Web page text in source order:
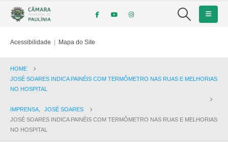
Acessibilidade | Mapa do Site
HOME
JOSÉ SOARES INDICA PAINÉIS COM TERMÔMETRO NAS RUAS E MELHORIAS
NO HOSPITAL
IMPRENSA
JOSÉ SOARES
JOSÉ SOARES INDICA PAINÉIS COM TERMÔMETRO NAS RUAS E MELHORIAS
NO HOSPITAL